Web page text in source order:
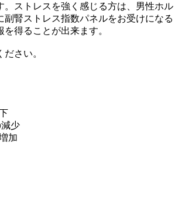
。ストレスを強く感じる方は、男性ホル
副腎ストレス指数パネルをお受けになる
得ることが出来ます。
さい。
少
加